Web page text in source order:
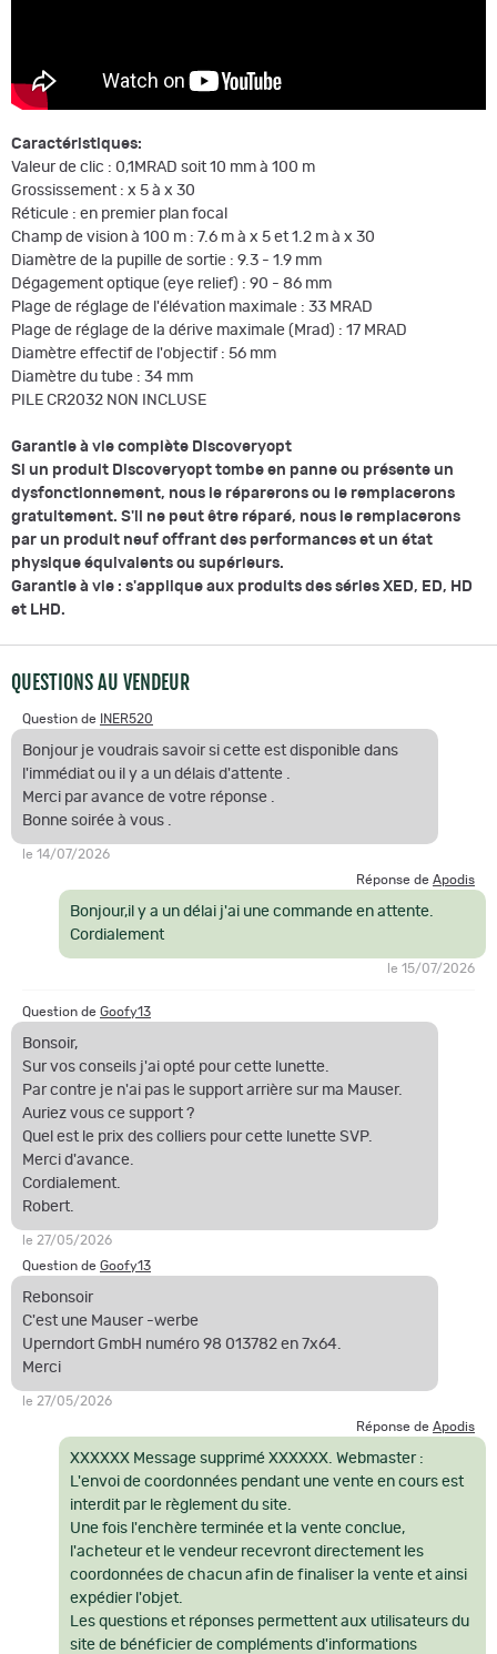
Caractéristiques:
Valeur de clic : 0,1MRAD soit 10 mm à 100 m
Grossissement : x 5 à x 30
Réticule : en premier plan focal
Champ de vision à 100 m : 7.6 m à x 5 et 1.2 m à x 30
Diamètre de la pupille de sortie : 9.3 - 1.9 mm
Dégagement optique (eye relief) : 90 - 86 mm
Plage de réglage de l'élévation maximale : 33 MRAD
Plage de réglage de la dérive maximale (Mrad) : 17 MRAD
Diamètre effectif de l'objectif : 56 mm
Diamètre du tube : 34 mm
PILE CR2032 NON INCLUSE
Garantie à vie complète Discoveryopt
Si un produit Discoveryopt tombe en panne ou présente un
dysfonctionnement, nous le réparerons ou le remplacerons
gratuitement. S'il ne peut être réparé, nous le remplacerons
par un produit neuf offrant des performances et un état
physique équivalents ou supérieurs.
Garantie à vie : s'applique aux produits des séries XED, ED, HD
et LHD.
QUESTIONS AU VENDEUR
Question de INER520
Bonjour je voudrais savoir si cette est disponible dans
l'immédiat ou il y a un délais d'attente .
Merci par avance de votre réponse .
Bonne soirée à vous .
le 14/07/2026
Réponse de Apodis
Bonjour,il y a un délai j'ai une commande en attente.
Cordialement
le 15/07/2026
Question de Goofy13
Bonsoir,
Sur vos conseils j'ai opté pour cette lunette.
Par contre je n'ai pas le support arrière sur ma Mauser.
Auriez vous ce support ?
Quel est le prix des colliers pour cette lunette SVP.
Merci d'avance.
Cordialement.
Robert.
le 27/05/2026
Question de Goofy13
Rebonsoir
C'est une Mauser -werbe
Uperndort GmbH numéro 98 013782 en 7x64.
Merci
le 27/05/2026
Réponse de Apodis
XXXXXX Message supprimé XXXXXX. Webmaster :
L'envoi de coordonnées pendant une vente en cours est
interdit par le règlement du site.
Une fois l'enchère terminée et la vente conclue,
l'acheteur et le vendeur recevront directement les
coordonnées de chacun afin de finaliser la vente et ainsi
expédier l'objet.
Les questions et réponses permettent aux utilisateurs du
site de bénéficier de compléments d'informations